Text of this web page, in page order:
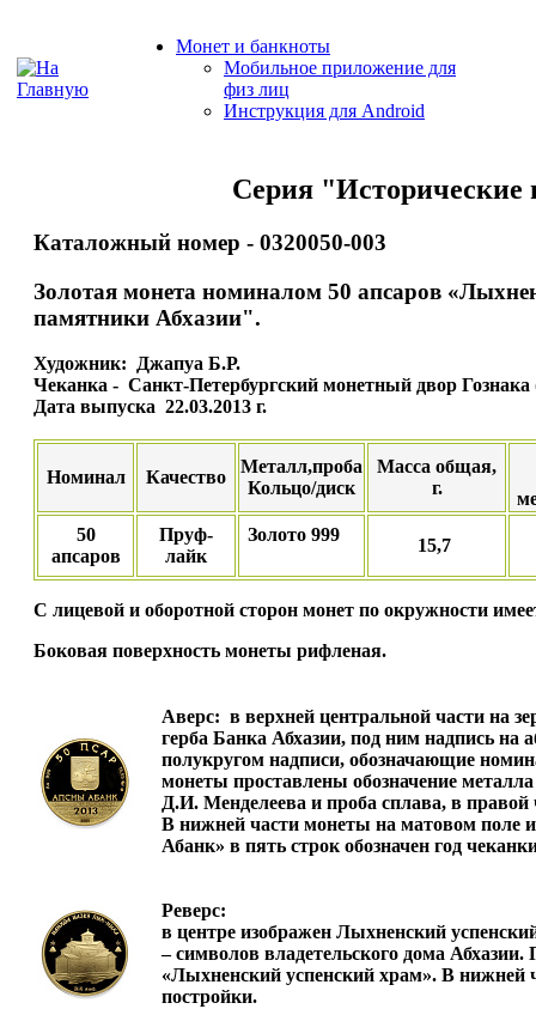
Монет и банкноты
Мобильное приложение для
физ лиц
Инструкция для Android
Серия "Исторические
Каталожный номер - 0320050-003
Золотая монета номиналом 50 апсаров
памятники Абхазии".
Художник: Джапуа Б.Р.
Чеканка - Санкт-Петербургский монетный двор
Дата выпуска 22.03.2013 г.
Номинал Качество
Металл,проба
Кольцо/диск
Масса общая,
г.
50
апсаров
Пруф-
лайк
Золото 999
15,7
С лицевой и оборотной сторон монет по окружности
Боковая поверхность монеты рифленая.
Аверс: в верхней центральной части на
герба Банка Абхазии, под ним надпись
полукругом надписи, обозначающие
монеты проставлены обозначение
Д.И. Менделеева и проба сплава, в
В нижней части монеты на матовом
Абанк» в пять строк обозначен год
Реверс:
в центре изображен Лыхненский
– символов владетельского дома
«Лыхненский успенский храм». В нижней
постройки.